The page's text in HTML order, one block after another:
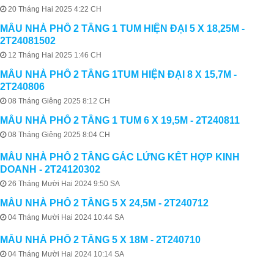
20 Tháng Hai 2025 4:22 CH
MẪU NHÀ PHỐ 2 TẦNG 1 TUM HIỆN ĐẠI 5 X 18,25M -
2T24081502
12 Tháng Hai 2025 1:46 CH
MẪU NHÀ PHỐ 2 TẦNG 1TUM HIỆN ĐẠI 8 X 15,7M -
2T240806
08 Tháng Giêng 2025 8:12 CH
MẪU NHÀ PHỐ 2 TẦNG 1 TUM 6 X 19,5M - 2T240811
08 Tháng Giêng 2025 8:04 CH
MẪU NHÀ PHỐ 2 TẦNG GÁC LỬNG KẾT HỢP KINH
DOANH - 2T24120302
26 Tháng Mười Hai 2024 9:50 SA
MẪU NHÀ PHỐ 2 TẦNG 5 X 24,5M - 2T240712
04 Tháng Mười Hai 2024 10:44 SA
MẪU NHÀ PHỐ 2 TẦNG 5 X 18M - 2T240710
04 Tháng Mười Hai 2024 10:14 SA